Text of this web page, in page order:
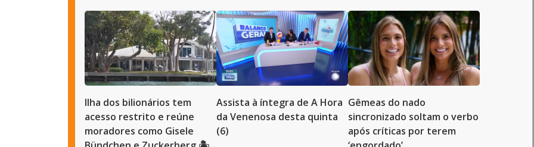
Ilha dos bilionários tem
acesso restrito e reúne
moradores como Gisele
Assista à íntegra de A Hora
da Venenosa desta quinta
(6)
Gêmeas do nado
sincronizado soltam o verbo
após críticas por terem